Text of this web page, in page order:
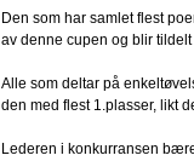
Den som har samlet flest
av denne cupen og blir
Alle som deltar på
den med flest 1.plasser, likt
Lederen i konkurransen